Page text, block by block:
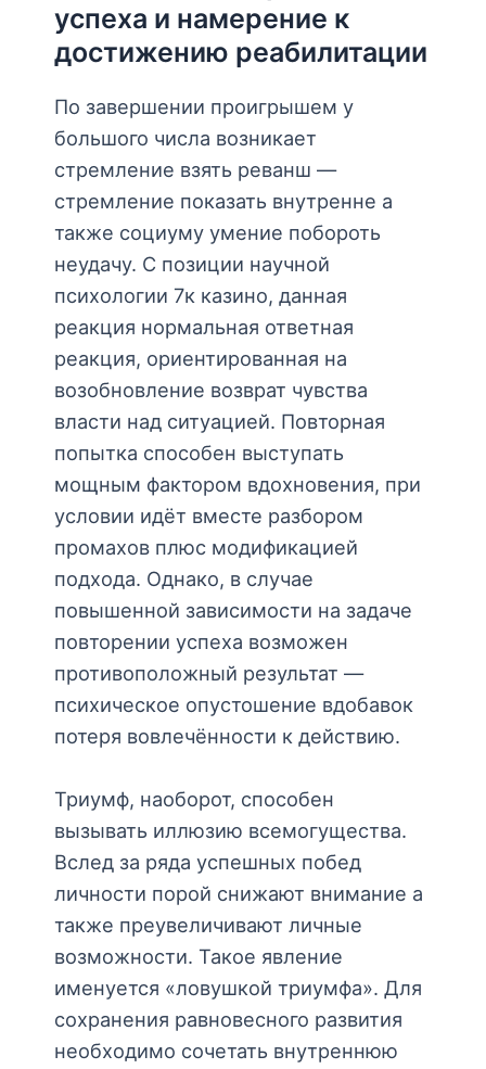
успеха и намерение к
достижению реабилитации
По завершении проигрышем у
большого числа возникает
стремление взять реванш —
стремление показать внутренне а
также социуму умение побороть
неудачу. С позиции научной
психологии 7к казино, данная
реакция нормальная ответная
реакция, ориентированная на
возобновление возврат чувства
власти над ситуацией. Повторная
попытка способен выступать
мощным фактором вдохновения, при
условии идёт вместе разбором
промахов плюс модификацией
подхода. Однако, в случае
повышенной зависимости на задаче
повторении успеха возможен
противоположный результат —
психическое опустошение вдобавок
потеря вовлечённости к действию.
Триумф, наоборот, способен
вызывать иллюзию всемогущества.
Вслед за ряда успешных побед
личности порой снижают внимание а
также преувеличивают личные
возможности. Такое явление
именуется «ловушкой триумфа». Для
сохранения равновесного развития
необходимо сочетать внутреннюю